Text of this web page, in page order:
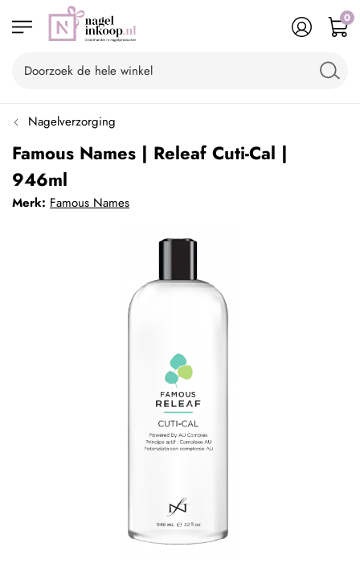
0
Nagelverzorging
Famous Names | Releaf Cuti-Cal |
946ml
Merk: Famous Names